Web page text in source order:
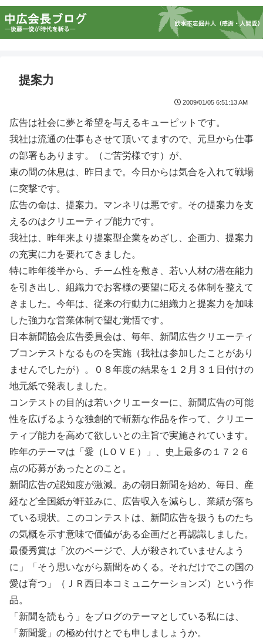
提案力
2009/01/05 6:51:13 AM
広告は社会に夢と希望を与えるキューピットです。
我社は流通の仕事もさせて頂いてますので、元旦から仕事
の部署もあります。（ご苦労様です）が、
束の間の休息は、昨日まで。今日からは気合を入れて戦場
に突撃です。
広告の命は、提案力。マンネリは悪です。その提案力を支
えるのはクリエーティブ能力です。
我社は、昨年来より提案型企業をめざし、企画力、提案力
の充実に力を要れてきました。
特に昨年後半から、チーム性を敷き、若い人材の潜在能力
を引き出し、組織力でお客様の要望に応える体制を整えて
きました。今年は、従来の行動力に組織力と提案力を加味
した強力な営業体制で望む覚悟です。
日本新聞協会広告委員会は、毎年、新聞広告クリエーティ
ブコンテストなるものを実施（我社は参加したことがあり
ませんでしたが）。０８年度の結果を１２月３１日付けの
地元紙で発表しました。
コンテストの目的は若いクリエーターに、新聞広告の可能
性を広げるような独創的で斬新な作品を作って、クリエー
ティブ能力を高めて欲しいとの主旨で実施されています。
昨年のテーマは「愛（LＯＶＥ）」、史上最多の１７２６
点の応募があったとのこと。
新聞広告の認知度が激減。あの朝日新聞を始め、毎日、産
経など全国紙が軒並みに、広告収入を減らし、業績が落ち
ている現状。このコンテストは、新聞広告を扱うものたち
の気概を示す意味で価値がある企画だと再認識しました。
最優秀賞は「次のページで、人が殺されていませんよう
に」「そう思いながら新聞をめくる。それだけでこの国の
愛は育つ」（ＪＲ西日本コミュニケーションズ）という作
品。
「新聞を読もう」をブログのテーマとしている私には、
「新聞愛」の極め付けとでも申しましょうか。